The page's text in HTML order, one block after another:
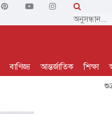
বাণিজ্য আন্তর্জাতিক শিক্ষা